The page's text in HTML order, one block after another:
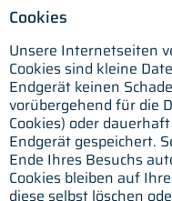
Cookies
Unsere Internetseiten
Cookies sind kleine
Endgerät keinen
vorübergehend für die
Cookies) oder
Endgerät gespeichert.
Ende Ihres Besuchs
Cookies bleiben auf
diese selbst löschen